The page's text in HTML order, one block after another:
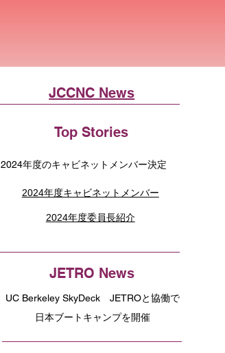
JCCNC News
Top Stories
2024年度のキャビネットメンバー決定
JETRO News
UC Berkeley SkyDeck JETROと協働で
日本ブートキャンプを開催
2024年度キャビネットメンバー
2024年度委員長紹介